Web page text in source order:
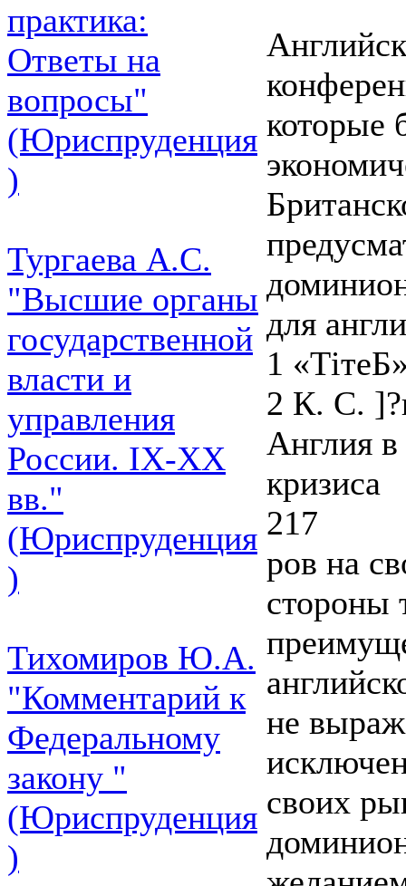
практика:
Ответы на
вопросы"
(Юриспруденция
)
Тургаева А.С.
"Высшие органы
государственной
власти и
управления
России. IХ-ХХ
вв."
(Юриспруденция
)
Тихомиров Ю.А.
"Комментарий к
Федеральному
закону "
(Юриспруденция
)
которые
для
1
2 К. С.
Англия в
кризиса
217
ров на
стороны
не
своих